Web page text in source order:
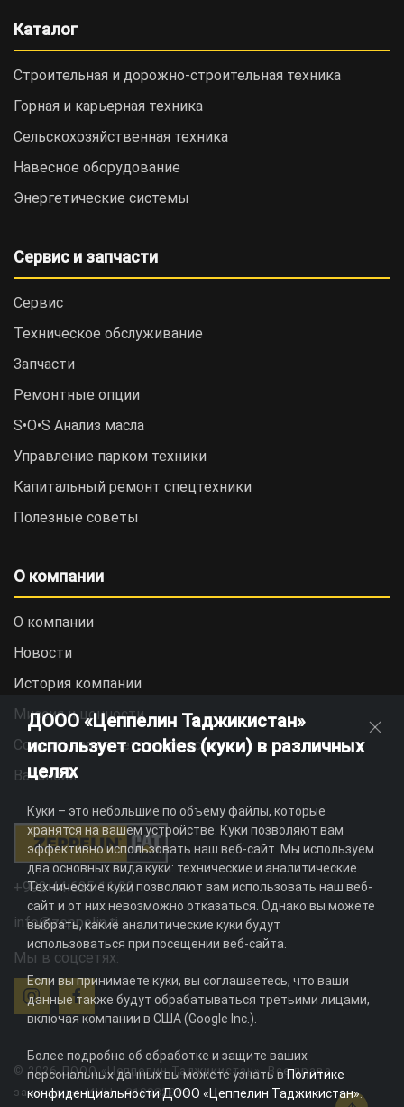
Каталог
Строительная и дорожно-cтроительная техника
Горная и карьерная техника
Сельскохозяйственная техника
Навесное оборудование
Энергетические системы
Сервис и запчасти
Сервис
Техническое обслуживание
Запчасти
Ремонтные опции
S•O•S Анализ масла
Управление парком техники
Капитальный ремонт спецтехники
Полезные советы
О компании
О компании
Новости
История компании
Миссия и ценности
Социальная ответственность
Вакансии
+992 44 625 11 22
info@zeppelin.tj
Мы в соцсетях:
© 2026 ДООО «Цеппелин Таджикистан». Все права
защищены. ИНН - 010082996
ДООО «Цеппелин Таджикистан»
использует cookies (куки) в различных
целях
Куки – это небольшие по объему файлы, которые
хранятся на вашем устройстве. Куки позволяют вам
эффективно использовать наш веб-сайт. Мы используем
два основных вида куки: технические и аналитические.
Технические куки позволяют вам использовать наш веб-
сайт и от них невозможно отказаться. Однако вы можете
выбрать, какие аналитические куки будут
использоваться при посещении веб-сайта.
Если вы принимаете куки, вы соглашаетесь, что ваши
данные также будут обрабатываться третьими лицами,
включая компании в США (Google Inc.).
Более подробно об обработке и защите ваших
персональных данных вы можете узнать вПолитике
конфиденциальности ДООО «Цеппелин Таджикистан».